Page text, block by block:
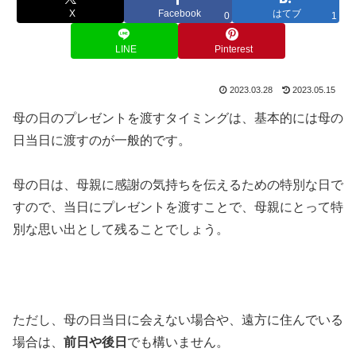
X Facebook 0 はてブ 1
LINE Pinterest
2023.03.28 2023.05.15
母の日のプレゼントを渡すタイミングは、基本的には母の
日当日に渡すのが一般的です。
母の日は、母親に感謝の気持ちを伝えるための特別な日で
すので、当日にプレゼントを渡すことで、母親にとって特
別な思い出として残ることでしょう。
ただし、母の日当日に会えない場合や、遠方に住んでいる
場合は、 前日や後日 でも構いません。